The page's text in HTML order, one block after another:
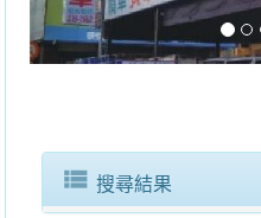
view_list 搜尋結果